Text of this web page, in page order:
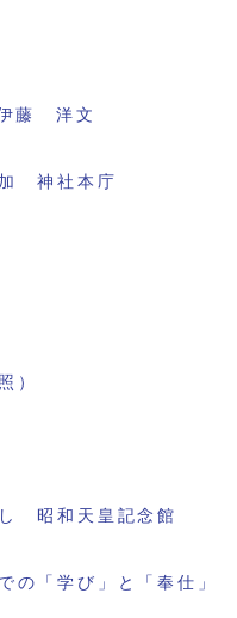
藤 洋文
神社本庁
）
昭和天皇記念館
の「学び」と「奉仕